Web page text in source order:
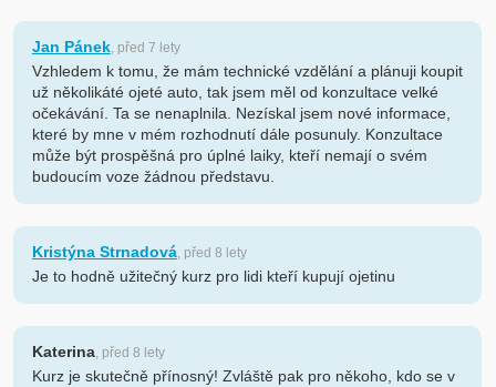
Jan Pánek, před 7 lety
Vzhledem k tomu, že mám technické vzdělání a plánuji koupit
už několikáté ojeté auto, tak jsem měl od konzultace velké
očekávání. Ta se nenaplnila. Nezískal jsem nové informace,
které by mne v mém rozhodnutí dále posunuly. Konzultace
může být prospěšná pro úplné laiky, kteří nemají o svém
budoucím voze žádnou představu.
Kristýna Strnadová, před 8 lety
Je to hodně užitečný kurz pro lidi kteří kupují ojetinu
Katerina, před 8 lety
Kurz je skutečně přínosný! Zvláště pak pro někoho, kdo se v